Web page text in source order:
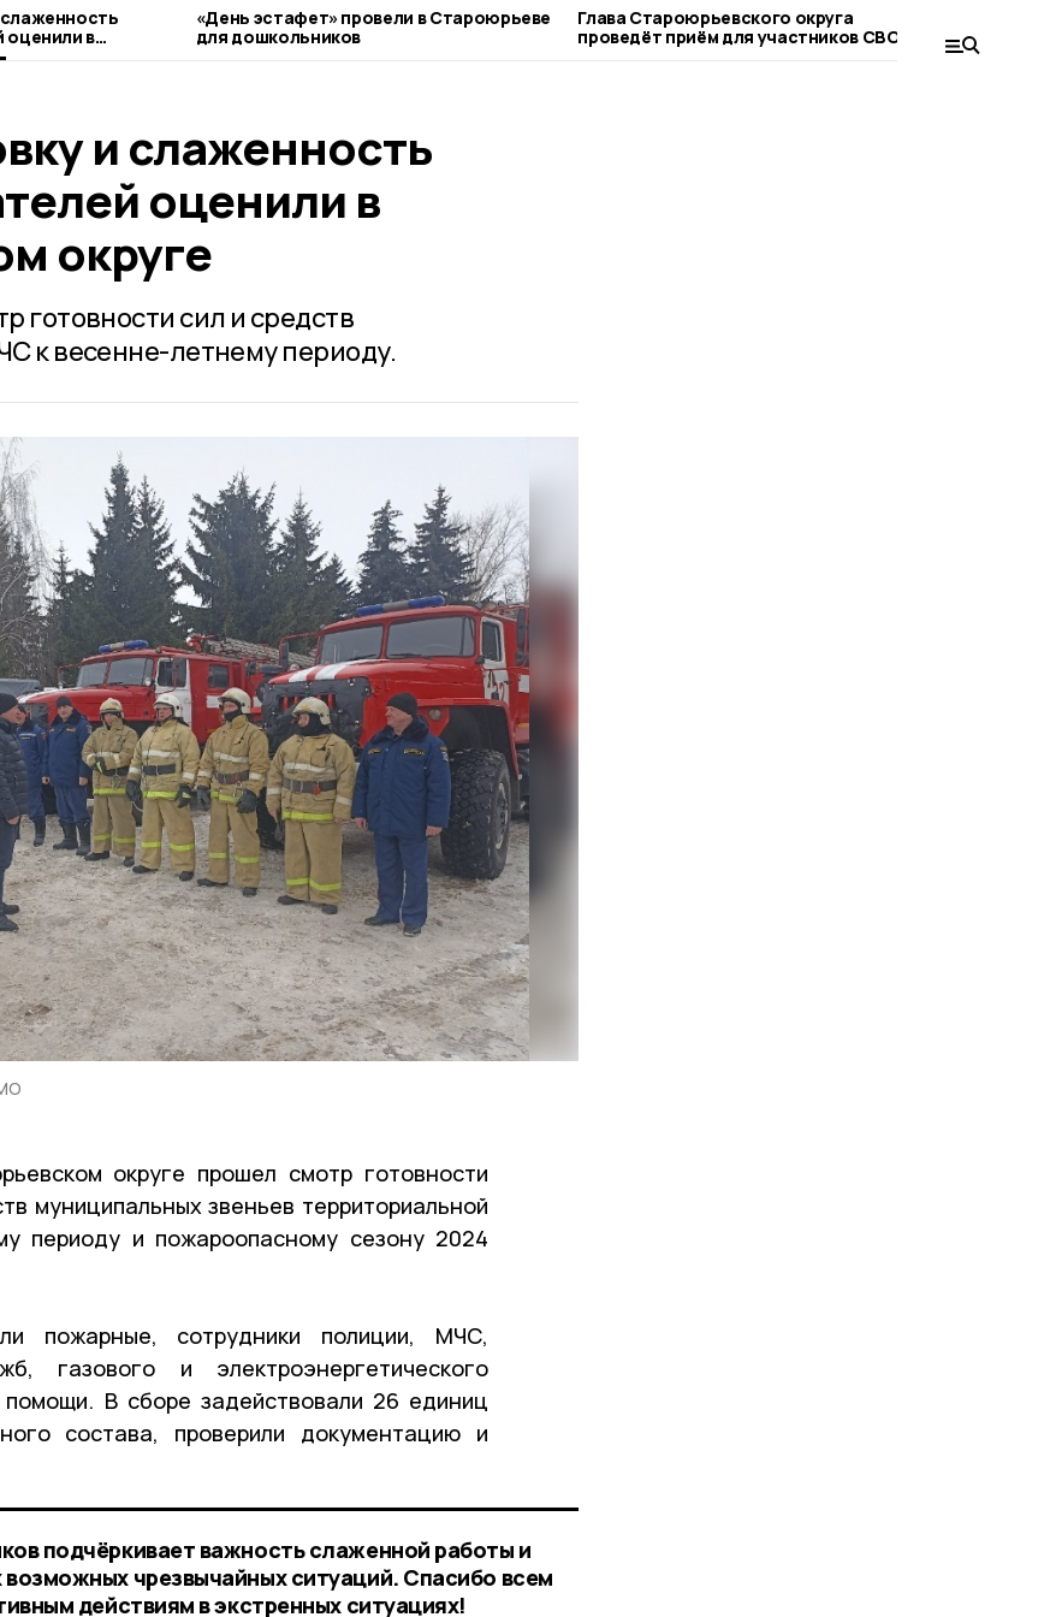
оценили в
«День эстафет» провели в Староюрьеве
для дошкольников
Глава Староюрьевского округа
проведёт приём для участников СВО и их
родных
вышла в
конкурса
и слаженность
оценили в
округе
готовности сил и средств
к весенне-летнему периоду.
округе прошел смотр готовности
муниципальных звеньев территориальной
периоду и пожароопасному сезону 2024
пожарные, сотрудники полиции, МЧС,
газового и электроэнергетического
помощи. В сборе задействовали 26 единиц
состава, проверили документацию и
подчёркивает важность слаженной работы и
возможных чрезвычайных ситуаций. Спасибо всем
действиям в экстренных ситуациях!